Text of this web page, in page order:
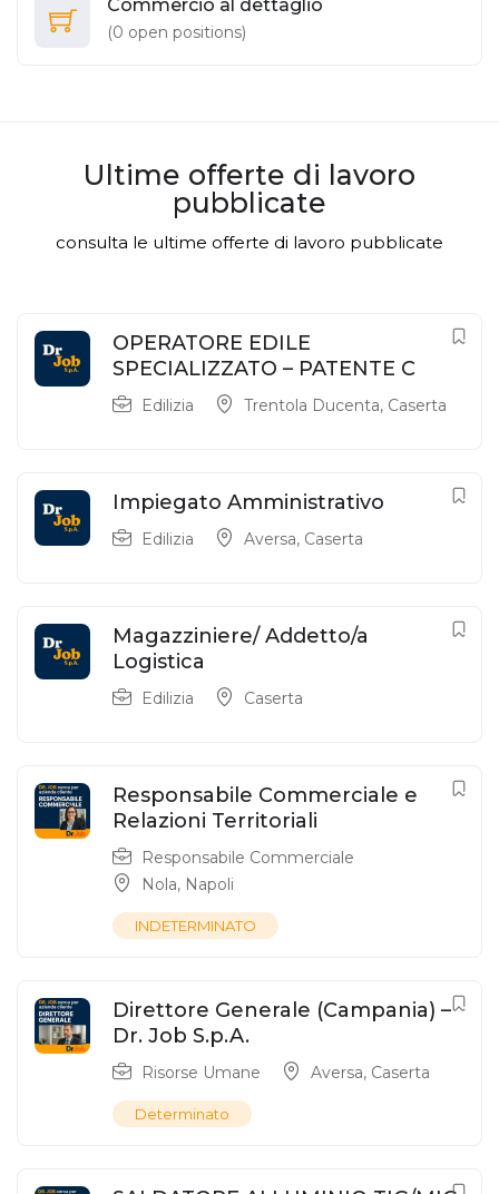
Commercio al dettaglio
(0 open positions)
Ultime offerte di lavoro
pubblicate
consulta le ultime offerte di lavoro pubblicate
OPERATORE EDILE
SPECIALIZZATO – PATENTE C
Edilizia Trentola Ducenta, Caserta
Impiegato Amministrativo
Edilizia Aversa, Caserta
Magazziniere/ Addetto/a
Logistica
Edilizia Caserta
Responsabile Commerciale e
Relazioni Territoriali
Responsabile Commerciale
Nola, Napoli
INDETERMINATO
Direttore Generale (Campania) –
Dr. Job S.p.A.
Risorse Umane Aversa, Caserta
Determinato